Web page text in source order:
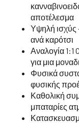
αποτέλεσμα
Υψηλή ισχύς
ανά καρότσι
Αναλογία 1:1
για μια
Φυσικά
φυσικής
Καθολική
μπαταρίες